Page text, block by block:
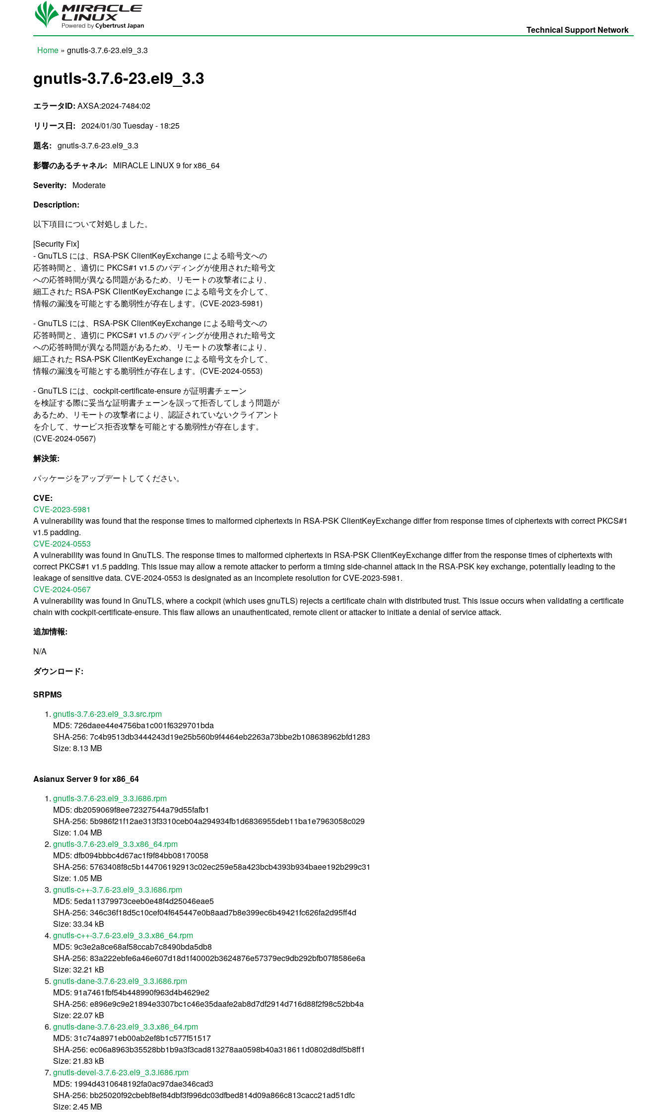
Skip to main content
Technical Support Network
Home » gnutls-3.7.6-23.el9_3.3
gnutls-3.7.6-23.el9_3.3
エラータID: AXSA:2024-7484:02
リリース日: 2024/01/30 Tuesday - 18:25
題名: gnutls-3.7.6-23.el9_3.3
影響のあるチャネル:
MIRACLE LINUX 9 for x86_64
Severity:
Moderate
Description:
以下項目について対処しました。
[Security Fix]
- GnuTLS には、RSA-PSK ClientKeyExchange による暗号文への
応答時間と、適切に PKCS#1 v1.5 のパディングが使用された暗号文
への応答時間が異なる問題があるため、リモートの攻撃者により、
細工された RSA-PSK ClientKeyExchange による暗号文を介して、
情報の漏洩を可能とする脆弱性が存在します。(CVE-2023-5981)
- GnuTLS には、RSA-PSK ClientKeyExchange による暗号文への
応答時間と、適切に PKCS#1 v1.5 のパディングが使用された暗号文
への応答時間が異なる問題があるため、リモートの攻撃者により、
細工された RSA-PSK ClientKeyExchange による暗号文を介して、
情報の漏洩を可能とする脆弱性が存在します。(CVE-2024-0553)
- GnuTLS には、cockpit-certificate-ensure が証明書チェーン
を検証する際に妥当な証明書チェーンを誤って拒否してしまう問題が
あるため、リモートの攻撃者により、認証されていないクライアント
を介して、サービス拒否攻撃を可能とする脆弱性が存在します。
(CVE-2024-0567)
解決策:
パッケージをアップデートしてください。
CVE:
CVE-2023-5981
A vulnerability was found that the response times to malformed ciphertexts in RSA-PSK ClientKeyExchange differ from response times of ciphertexts with correct PKCS#1
v1.5 padding.
CVE-2024-0553
A vulnerability was found in GnuTLS. The response times to malformed ciphertexts in RSA-PSK ClientKeyExchange differ from the response times of ciphertexts with
correct PKCS#1 v1.5 padding. This issue may allow a remote attacker to perform a timing side-channel attack in the RSA-PSK key exchange, potentially leading to the
leakage of sensitive data. CVE-2024-0553 is designated as an incomplete resolution for CVE-2023-5981.
CVE-2024-0567
A vulnerability was found in GnuTLS, where a cockpit (which uses gnuTLS) rejects a certificate chain with distributed trust. This issue occurs when validating a certificate
chain with cockpit-certificate-ensure. This flaw allows an unauthenticated, remote client or attacker to initiate a denial of service attack.
追加情報:
N/A
ダウンロード:
SRPMS
gnutls-3.7.6-23.el9_3.3.src.rpm
MD5: 726daee44e4756ba1c001f6329701bda
SHA-256: 7c4b9513db3444243d19e25b560b9f4464eb2263a73bbe2b108638962bfd1283
Size: 8.13 MB
Asianux Server 9 for x86_64
gnutls-3.7.6-23.el9_3.3.i686.rpm
MD5: db2059069f8ee72327544a79d55fafb1
SHA-256: 5b986f21f12ae313f3310ceb04a294934fb1d6836955deb11ba1e7963058c029
Size: 1.04 MB
gnutls-3.7.6-23.el9_3.3.x86_64.rpm
MD5: dfb094bbbc4d67ac1f9f84bb08170058
SHA-256: 5763408f8c5b144706192913c02ec259e58a423bcb4393b934baee192b299c31
Size: 1.05 MB
gnutls-c++-3.7.6-23.el9_3.3.i686.rpm
MD5: 5eda11379973ceeb0e48f4d25046eae5
SHA-256: 346c36f18d5c10cef04f645447e0b8aad7b8e399ec6b49421fc626fa2d95ff4d
Size: 33.34 kB
gnutls-c++-3.7.6-23.el9_3.3.x86_64.rpm
MD5: 9c3e2a8ce68af58ccab7c8490bda5db8
SHA-256: 83a222ebfe6a46e607d18d1f40002b3624876e57379ec9db292bfb07f8586e6a
Size: 32.21 kB
gnutls-dane-3.7.6-23.el9_3.3.i686.rpm
MD5: 91a7461fbf54b448990f963d4b4629e2
SHA-256: e896e9c9e21894e3307bc1c46e35daafe2ab8d7df2914d716d88f2f98c52bb4a
Size: 22.07 kB
gnutls-dane-3.7.6-23.el9_3.3.x86_64.rpm
MD5: 31c74a8971eb00ab2ef8b1c577f51517
SHA-256: ec06a8963b35528bb1b9a3f3cad813278aa0598b40a318611d0802d8df5b8ff1
Size: 21.83 kB
gnutls-devel-3.7.6-23.el9_3.3.i686.rpm
MD5: 1994d4310648192fa0ac97dae346cad3
SHA-256: bb25020f92cbebf8ef84dbf3f996dc03dfbed814d09a866c813cacc21ad51dfc
Size: 2.45 MB